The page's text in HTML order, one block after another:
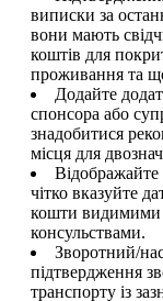
виписки за
вони мають
коштів для
проживання та
Додайте
спонсора або
знадобитися
місця для
Відображайте
чітко вказуйте
кошти видимими
консульствами.
Зворотний/
підтвердження
транспорту із